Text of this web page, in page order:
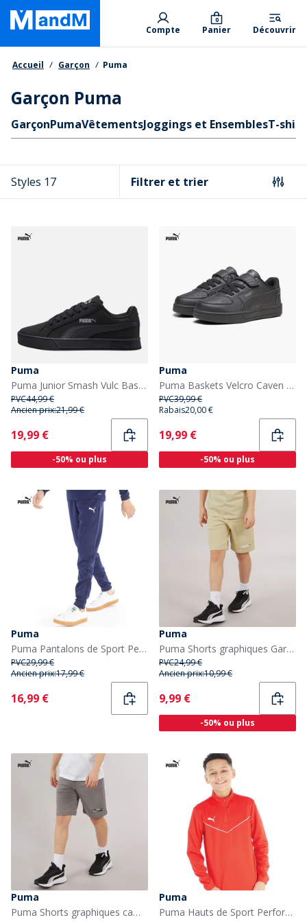
Skip
main
content
Primary departments
Compte Panier
0
Découvrir
Fil d'Ariane
Accueil Garçon Puma
Garçon Puma
Liens rapides
GarçonPumaVêtementsJoggings et EnsemblesT-
Styles 17 Filtrer et trier
Puma
Puma Junior Smash Vulc Baskets Noir/Gris
PVC44,99 €
Ancien prix:21,99 €
Current
19,99 €
-50% ou plus
Puma
Puma Baskets Velcro Caven 2.0 Garçon Noir/Dark Grey
PVC39,99 €
Rabais20,00 €
Current
19,99 €
-50% ou plus
Puma
Puma Pantalons de Sport Performants teamRISE Garçon Bleu
PVC29,99 €
Ancien prix:17,99 €
Current
16,99 €
Puma
Puma Shorts graphiques Garçon Putty
PVC24,99 €
Ancien prix:10,99 €
Current
9,99 €
-50% ou plus
Puma
Puma Shorts graphiques camouflage Garçon Cast Iron
Puma
Puma Hauts de Sport Performants teamRISE Garçon Rouge